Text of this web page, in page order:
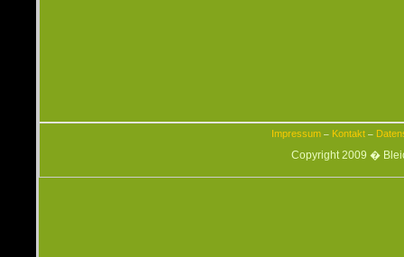
Impressum – Kontakt –
Copyright 2009 �